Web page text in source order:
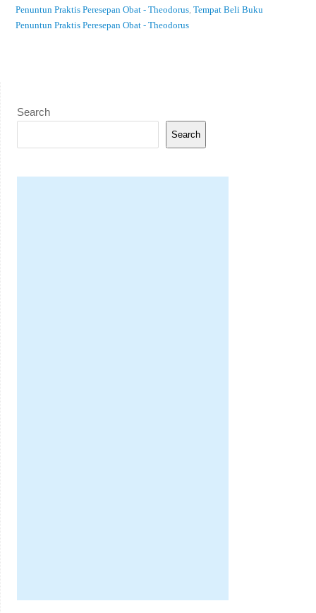
Penuntun Praktis Peresepan Obat - Theodorus, Tempat Beli Buku
Penuntun Praktis Peresepan Obat - Theodorus
Search
Search